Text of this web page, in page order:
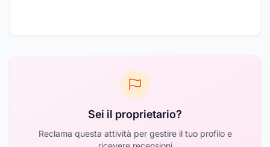
Sei il proprietario?
Reclama questa attività per gestire il tuo profilo e